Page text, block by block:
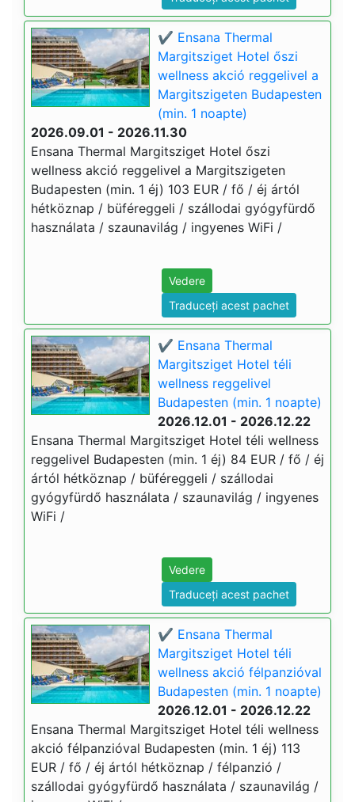
✔️ Ensana Thermal
Margitsziget Hotel őszi
wellness akció reggelivel a
Margitszigeten Budapesten
(min. 1 noapte)
2026.09.01 - 2026.11.30
Ensana Thermal Margitsziget Hotel őszi
wellness akció reggelivel a Margitszigeten
Budapesten (min. 1 éj) 103 EUR / fő / éj ártól
hétköznap / büféreggeli / szállodai gyógyfürdő
használata / szaunavilág / ingyenes WiFi /
Vedere
Traduceți acest pachet
✔️ Ensana Thermal
Margitsziget Hotel téli
wellness reggelivel
Budapesten (min. 1 noapte)
2026.12.01 - 2026.12.22
Ensana Thermal Margitsziget Hotel téli wellness
reggelivel Budapesten (min. 1 éj) 84 EUR / fő / éj
ártól hétköznap / büféreggeli / szállodai
gyógyfürdő használata / szaunavilág / ingyenes
WiFi /
Vedere
Traduceți acest pachet
✔️ Ensana Thermal
Margitsziget Hotel téli
wellness akció félpanzióval
Budapesten (min. 1 noapte)
2026.12.01 - 2026.12.22
Ensana Thermal Margitsziget Hotel téli wellness
akció félpanzióval Budapesten (min. 1 éj) 113
EUR / fő / éj ártól hétköznap / félpanzió /
szállodai gyógyfürdő használata / szaunavilág /